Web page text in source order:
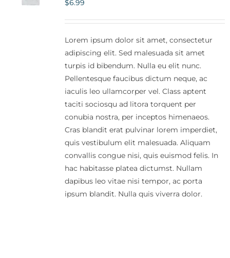
$6.99
Lorem ipsum dolor sit amet, consectetur
adipiscing elit. Sed malesuada sit amet
turpis id bibendum. Nulla eu elit nunc.
Pellentesque faucibus dictum neque, ac
iaculis leo ullamcorper vel. Class aptent
taciti sociosqu ad litora torquent per
conubia nostra, per inceptos himenaeos.
Cras blandit erat pulvinar lorem imperdiet,
quis vestibulum elit malesuada. Aliquam
convallis congue nisi, quis euismod felis. In
hac habitasse platea dictumst. Nullam
dapibus leo vitae nisi tempor, ac porta
ipsum blandit. Nulla quis viverra dolor.